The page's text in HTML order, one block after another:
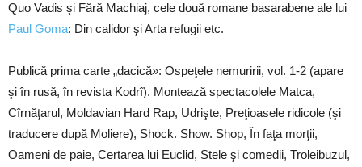
Quo Vadis şi Fără Machiaj, cele două romane basarabene ale lui
Paul Goma: Din calidor şi Arta refugii etc.
Publică prima carte „dacică»: Ospeţele nemuririi, vol. 1-2 (apare
şi în rusă, în revista Kodrî). Montează spectacolele Matca,
Cîrnăţarul, Moldavian Hard Rap, Udrişte, Preţioasele ridicole (şi
traducere după Moliere), Shock. Show. Shop, În faţa morţii,
Oameni de paie, Certarea lui Euclid, Stele şi comedii, Troleibuzul,